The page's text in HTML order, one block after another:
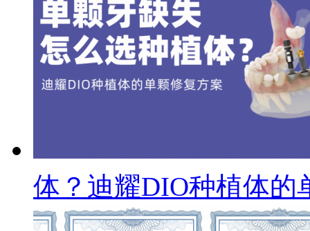
体？迪耀DIO种植体的